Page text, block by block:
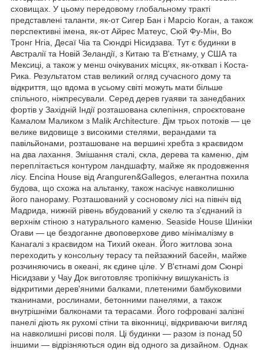
сховищах. У цьому передовому глобальному тракті
представлені таланти, як-от Сигер Бан і Марсіо Коган, а також
перспективні імена, як-от Айрес Матеус, Сюй Фу-Мін, Во
Тронг Нгіа, Десаї Чіа та Сюндрі Нісидзава. Тут є будинки в
Австралії та Новій Зеландії, з Китаю та В'єтнаму, у США та
Мексиці, а також у менш очікуваних місцях, як-отквап і Коста-
Рика. Результатом став великий огляд сучасного дому та
відкриття, що вдома в усьому світі можуть мати більше
спільного, ніжпресували. Серед дерев гуаяви та занедбаних
фортів у Західній Індії розташована склепіння, спроєктоване
Камалом Маликом з Malik Architecture. Дім трьох потоків — це
велике видовище з високими стелями, верандами та
павільйонами, розташоване на вершині хребта з краєвидом
на два лахання. Змішання сталі, скла, дерева та каменю, дім
переплітається контуром ландшафту, майже як продовження
лісу. Encina House від Aranguren&Gallegos, елегантна похила
будова, що схожа на альтанку, також насічує навколишню
його панораму. Розташований у сосновому лісі на північ від
Мадрида, нижній рівень вбудований у скелю та з'єднаний із
верхнім стіною з натурального каменю. Seaside House Шиніки
Огави — це бездоганне двоповерхове диво мінімалізму в
Канагалі з краєвидом на Тихий океан. Його житлова зона
переходить у консольну терасу та пейзажний басейн, майже
розчиняючись в океані, як єдине ціле. У В'єтнамі дом Сюнрі
Нісидзави у Чау Док виготовляє тропікічну вишуканість із
відкритими дерев'яними балками, плетеними бамбуковими
тканинами, рослинами, бетонними панелями, а також
внутрішніми балконами та терасами. Його гофровані залізні
панелі діють як рухомі стіни та віконниці, відкриваючи вигляд
на навколишні рисові поля. Ці будинки — разом із понад 50
іншими — відрізняються один від одного за дизайном. Однак